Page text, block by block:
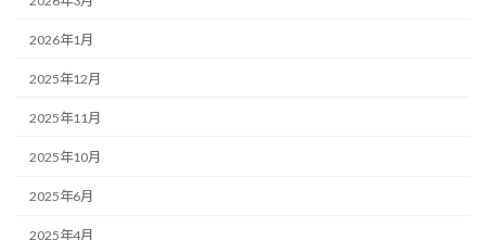
2026年1月
2025年12月
2025年11月
2025年10月
2025年6月
2025年4月